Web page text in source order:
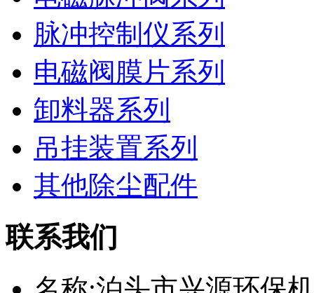
脉冲控制仪系列
电磁阀膜片系列
卸料器系列
吊挂装置系列
其他除尘配件
联系我们